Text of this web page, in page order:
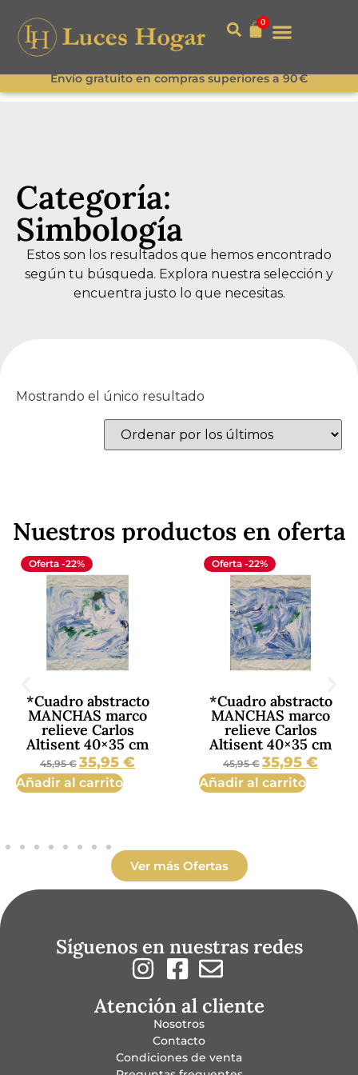
0
Envío gratuito en compras superiores a 90 €
Categoría:
Simbología
Estos son los resultados que hemos encontrado
según tu búsqueda. Explora nuestra selección y
encuentra justo lo que necesitas.
Mostrando el único resultado
Nuestros productos en oferta
Oferta -22%
*Cuadro abstracto
MANCHAS marco
relieve Carlos
Altisent 40×35 cm
45,95€ 35,95 €
Añadir al carrito
Oferta -22%
*Cuadro abstracto
MANCHAS marco
relieve Carlos
Altisent 40×35 cm
45,95€ 35,95 €
Añadir al carrito
Ver más Ofertas
Síguenos en nuestras redes
Atención al cliente
Nosotros
Contacto
Condiciones de venta